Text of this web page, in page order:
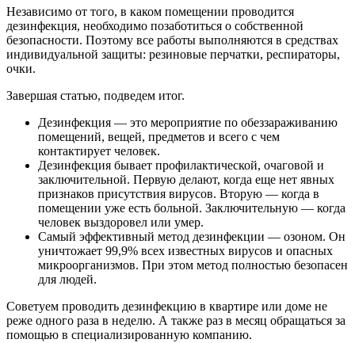
Независимо от того, в каком помещении проводится
дезинфекция, необходимо позаботиться о собственной
безопасности. Поэтому все работы выполняются в средствах
индивидуальной защиты: резиновые перчатки, респираторы,
очки.
Завершая статью, подведем итог.
Дезинфекция — это мероприятие по обеззараживанию
помещений, вещей, предметов и всего с чем
контактирует человек.
Дезинфекция бывает профилактической, очаговой и
заключительной. Первую делают, когда еще нет явных
признаков присутствия вирусов. Вторую — когда в
помещении уже есть больной. Заключительную — когда
человек выздоровел или умер.
Самый эффективный метод дезинфекции — озоном. Он
уничтожает 99,9% всех известных вирусов и опасных
микроорганизмов. При этом метод полностью безопасен
для людей.
Советуем проводить дезинфекцию в квартире или доме не
реже одного раза в неделю. А также раз в месяц обращаться за
помощью в специализированную компанию.